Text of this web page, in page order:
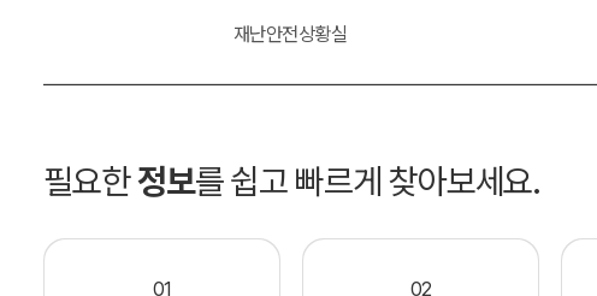
재난안전상황실
필요한정보를 쉽고 빠르게 찾아보세요.
01 02